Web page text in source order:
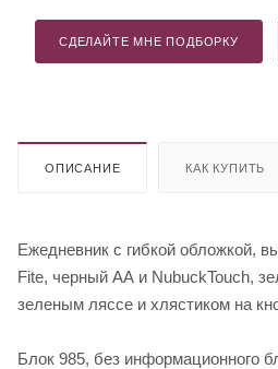
СДЕЛАЙТЕ МНЕ ПОДБОРКУ
ОПИСАНИЕ КАК КУПИТЬ
Ежедневник с гибкой обложкой,
Fite, черный АА и NubuckTouch,
зеленым ляссе и хлястиком на
Блок 985, без информационного